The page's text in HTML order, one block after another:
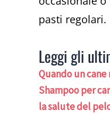
pasti regolari.
Leggi gli
Quando un cane
Shampoo per
la salute del